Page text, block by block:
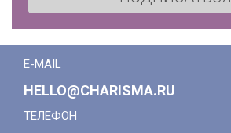
E-MAIL
HELLO@CHARISMA.RU
ТЕЛЕФОН